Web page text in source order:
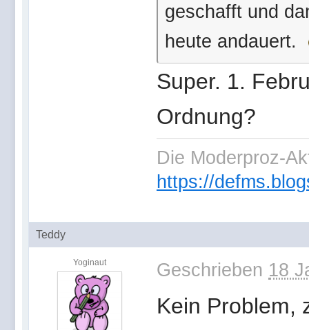
geschafft und
heute andauert.
Super. 1.
Ordnung?
Die Moderproz-
https://
Teddy
Yoginaut Geschrieben 18
Kein Problem,